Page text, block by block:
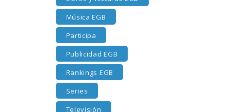
Música EGB
Participa
Publicidad EGB
Rankings EGB
Series
Televisión